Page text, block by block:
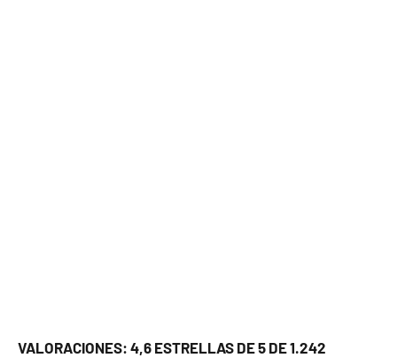
VALORACIONES: 4,6 ESTRELLAS DE 5 DE 1.242